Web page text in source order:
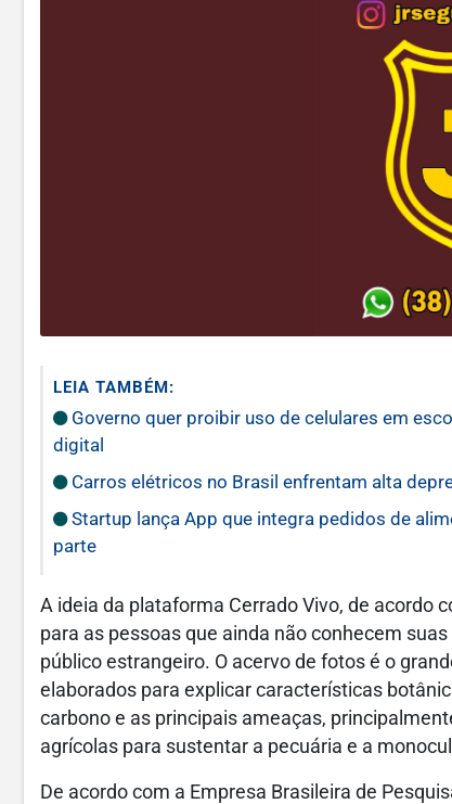
LEIA TAMBÉM:
Governo quer proibir uso de celulares em
digital
Carros elétricos no Brasil enfrentam alta
Startup lança App que integra pedidos de
parte
A ideia da plataforma Cerrado Vivo, de acordo
para as pessoas que ainda não conhecem
público estrangeiro. O acervo de fotos é o
elaborados para explicar características
carbono e as principais ameaças,
agrícolas para sustentar a pecuária e a
De acordo com a Empresa Brasileira de